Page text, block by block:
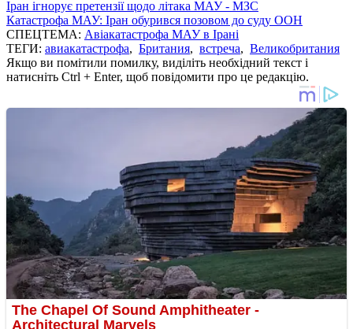
Іран ігнорує претензії щодо літака МАУ - МЗС
Катастрофа МАУ: Іран обурився позовом до суду ООН
СПЕЦТЕМА: Авіакатастрофа МАУ в Ірані
ТЕГИ: авиакатастрофа, Британия, встреча, Великобритания
Якщо ви помітили помилку, виділіть необхідний текст і
натисніть Ctrl + Enter, щоб повідомити про це редакцію.